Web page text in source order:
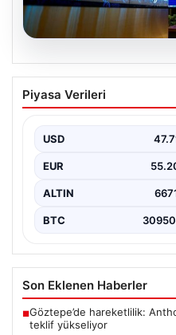
06.08.2026
Yatırım
nasıl oldu?
Piyasa Verileri
USD
EUR
ALTIN
BTC
Son Eklenen Haberler
■Göztepe’de hareketlilik:
teklif yükseliyor